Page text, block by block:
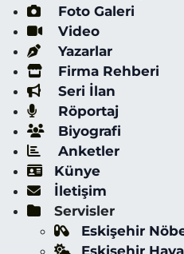
Foto Galeri
Video
Yazarlar
Firma Rehberi
Seri İlan
Röportaj
Biyografi
Anketler
Künye
İletişim
Servisler
Eskişehir
Eskişehir